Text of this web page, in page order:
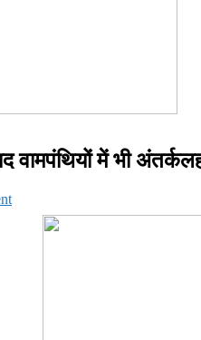
वामपंथियों में भी